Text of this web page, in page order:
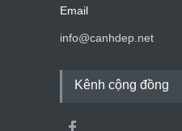
Email
info@canhdep.net
Kênh cộng đồng